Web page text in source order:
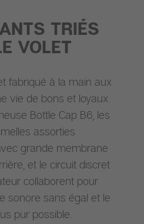
TRIÉS
VOLET
fabriqué à la main aux
vie de bons et loyaux
Bottle Cap B6, les
assorties
grande membrane
et le circuit discret
collaborent pour
sonore sans égal et le
pur possible.